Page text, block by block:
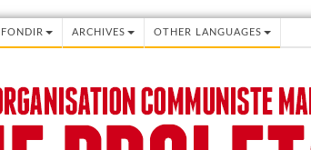
ARCHIVES OTHER LANGUAGES